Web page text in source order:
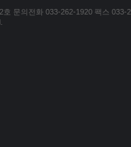
문의전화 033-262-1920 팩스 033-